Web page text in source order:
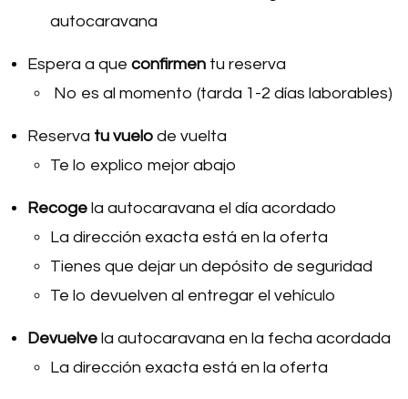
autocaravana
Espera a que confirmen tu reserva
No es al momento (tarda 1-2 días laborables)
Reserva tu vuelo de vuelta
Te lo explico mejor abajo
Recoge la autocaravana el día acordado
La dirección exacta está en la oferta
Tienes que dejar un depósito de seguridad
Te lo devuelven al entregar el vehículo
Devuelve la autocaravana en la fecha acordada
La dirección exacta está en la oferta